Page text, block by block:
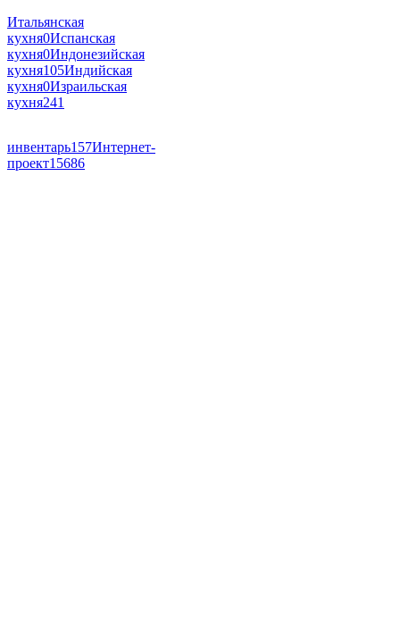
Итальянская
кухня0Испанская
кухня0Индонезийская
кухня105Индийская
кухня0Израильская
кухня241
инвентарь157Интернет-
проект15686